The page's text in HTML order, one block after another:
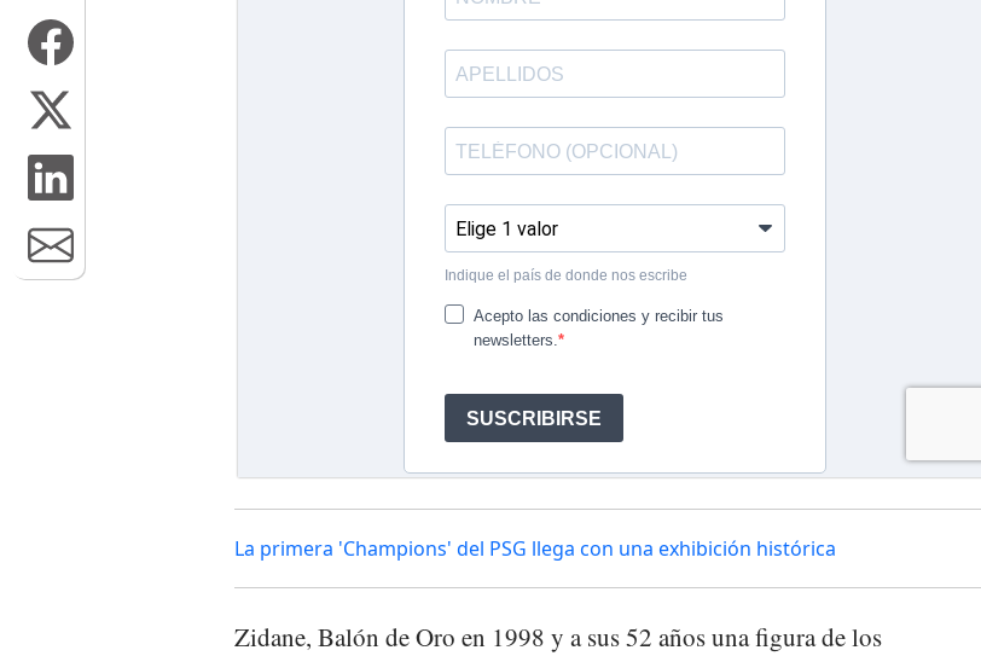
La primera 'Champions' del PSG llega con una exhibición histórica
Zidane, Balón de Oro en 1998 y a sus 52 años una figura de los